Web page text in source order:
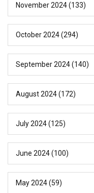
November 2024(133)
October 2024(294)
September 2024(140)
August 2024(172)
July 2024(125)
June 2024(100)
May 2024(59)